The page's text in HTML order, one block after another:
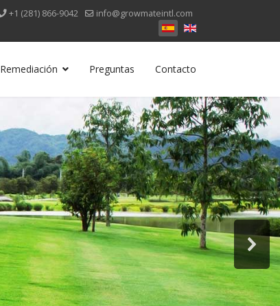
+1 (281) 866-9042 info@growmateintl.com
Remediación Preguntas Contacto